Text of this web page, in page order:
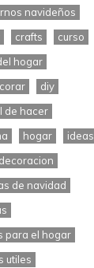
navideños
crafts
curso
hogar
diy
de hacer
hogar
ideas
de navidad
para el hogar
utiles